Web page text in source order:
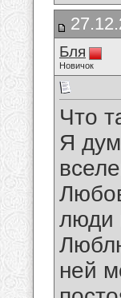
Бля
Новичок
Что
Я
люди
ней